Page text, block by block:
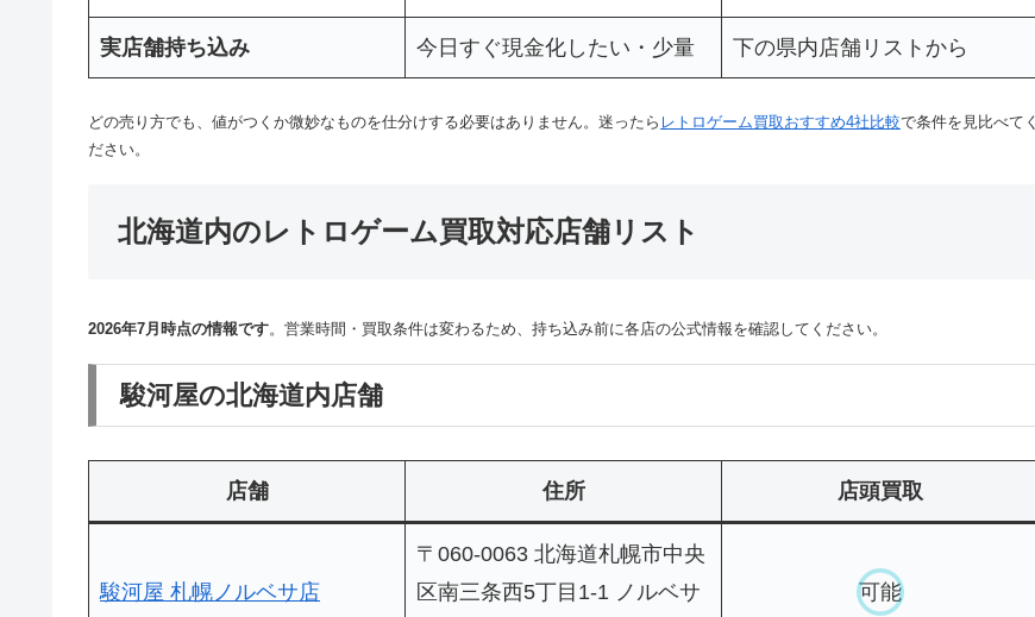
実店舗持ち込み 今日すぐ現金化したい・少量 下の県内店舗リストから
どの売り方でも、値がつくか微妙なものを仕分けする必要はありません。迷ったら レトロゲーム買取おすすめ4社比較で条件を見比べてく
ださい。
北海道内のレトロゲーム買取対応店舗リスト
2026年7月時点の情報です。営業時間・買取条件は変わるため、持ち込み前に各店の公式情報を確認してください。
駿河屋の北海道内店舗
店舗 住所 店頭買取
駿河屋 札幌ノルベサ店
〒060-0063 北海道札幌市中央
区南三条西5丁目1-1 ノルベサ
可能